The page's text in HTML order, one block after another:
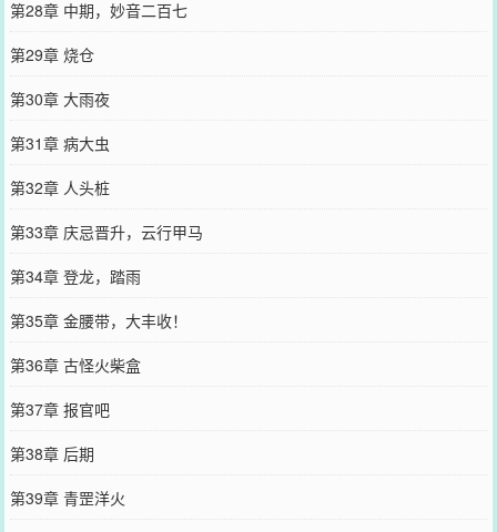
第28章 中期，妙音二百七
第29章 烧仓
第30章 大雨夜
第31章 病大虫
第32章 人头桩
第33章 庆忌晋升，云行甲马
第34章 登龙，踏雨
第35章 金腰带，大丰收！
第36章 古怪火柴盒
第37章 报官吧
第38章 后期
第39章 青罡洋火